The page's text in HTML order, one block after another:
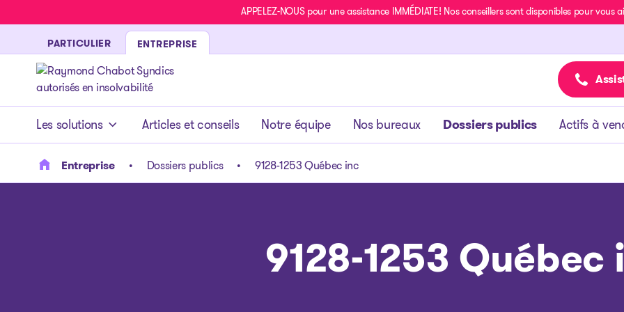
APPELEZ-NOUS pour une assistance IMMÉDIATE! Nos conseillers sont disponibles pour vous
PARTICULIER ENTREPRISE
- page d’accueil
Les solutions Articles et conseils Notre équipe Nos bureaux Dossiers publics Actifs à
Entreprise Dossiers publics 9128-1253 Québec inc
9128-1253 Québec